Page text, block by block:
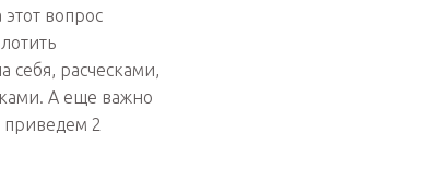
вопрос
себя, расческами,
А еще важно
приведем 2